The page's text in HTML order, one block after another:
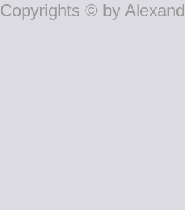
Copyrights © by